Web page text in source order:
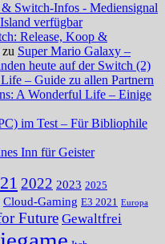
Switch-Infos - Mediensignal
verfügbar
Release, Koop &
zu Super Mario Galaxy –
heute auf der Switch (2)
– Guide zu allen Partnern
A Wonderful Life – Einige
im Test – Für Bibliophile
Inn für Geister
2022 2023 2025
Cloud-Gaming E3 2021 Europa
Future Gewaltfrei